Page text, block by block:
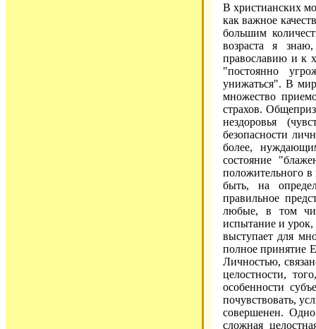
В христианских
как важное
большим
возраста я
православию и к
"постоянно
унижаться". В
множество
страхов.
нездоровья
безопасности
более,
состояние
положительного
быть, на
правильное
любые, в том
испытание и
выступает для
полное принятие
Личностью,
целостности,
особенности
почувствовать,
совершенен.
сложная